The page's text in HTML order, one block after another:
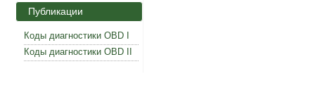
Публикации
Коды диагностики OBD I
Коды диагностики OBD II